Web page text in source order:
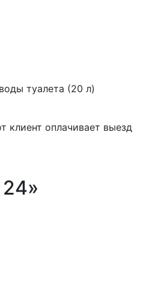
туалета (20 л)
клиент оплачивает выезд